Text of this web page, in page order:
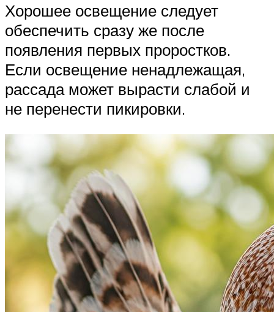
Хорошее освещение следует
обеспечить сразу же после
появления первых проростков.
Если освещение ненадлежащая,
рассада может вырасти слабой и
не перенести пикировки.